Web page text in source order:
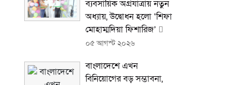
ব্যবসায়িক অগ্রযাত্রায় নতুন
অধ্যায়, উদ্বোধন হলো ‘শিফা
মোহাম্মদিয়া ফিশারিজ’
০৫ আগস্ট ২০২৬
বাংলাদেশে এখন
বিনিয়োগের বড় সম্ভাবনা,